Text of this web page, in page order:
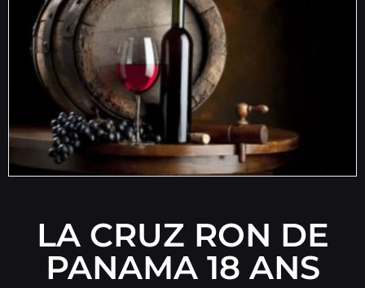
LA CRUZ RON DE
PANAMA 18 ANS